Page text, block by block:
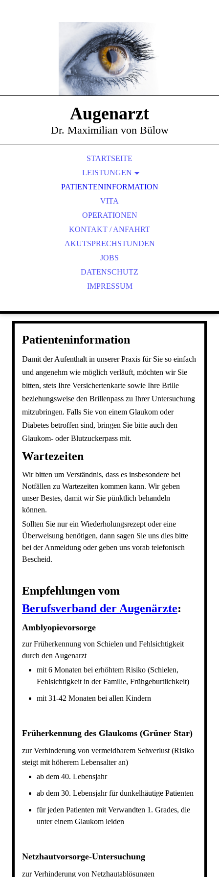
Augenarzt
Dr. Maximilian von Bülow
STARTSEITE
LEISTUNGEN
VORSORGE
KINDERBEHANDLUNG/SEHSCHULE
LASERBEHANDLUNGEN
GUTACHTEN
PRIVATÄRZTLICHE LEISTUNGEN
PATIENTENINFORMATION
VITA
OPERATIONEN
KONTAKT / ANFAHRT
AKUTSPRECHSTUNDEN
JOBS
DATENSCHUTZ
IMPRESSUM
Patienteninformation
Damit der Aufenthalt in unserer Praxis für Sie so einfach
und angenehm wie möglich verläuft, möchten wir Sie
bitten, stets Ihre Versichertenkarte sowie Ihre Brille
beziehungsweise den Brillenpass zu Ihrer Untersuchung
mitzubringen. Falls Sie von einem Glaukom oder
Diabetes betroffen sind, bringen Sie bitte auch den
Glaukom- oder Blutzuckerpass mit.
Wartezeiten
Wir bitten um Verständnis, dass es insbesondere bei
Notfällen zu Wartezeiten kommen kann. Wir geben
unser Bestes, damit wir Sie pünktlich behandeln
können.
Sollten Sie nur ein Wiederholungsrezept oder eine
Überweisung benötigen, dann sagen Sie uns dies bitte
bei der Anmeldung oder geben uns vorab telefonisch
Bescheid.
Empfehlungen vom
Berufsverband der Augenärzte:
Amblyopievorsorge
zur Früherkennung von Schielen und Fehlsichtigkeit
durch den Augenarzt
mit 6 Monaten bei erhöhtem Risiko (Schielen,
Fehlsichtigkeit in der Familie, Frühgeburtlichkeit)
mit 31-42 Monaten bei allen Kindern
Früherkennung des Glaukoms (Grüner Star)
zur Verhinderung von vermeidbarem Sehverlust (Risiko
steigt mit höherem Lebensalter an)
ab dem 40. Lebensjahr
ab dem 30. Lebensjahr für dunkelhäutige Patienten
für jeden Patienten mit Verwandten 1. Grades, die
unter einem Glaukom leiden
Netzhautvorsorge-Untersuchung
zur Verhinderung von Netzhautablösungen